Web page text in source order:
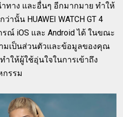
ำทาง และอื่นๆ อีกมากมาย ทำให้
นั้น HUAWEI WATCH GT 4
ณ์ iOS และ Android ได้ ในขณะ
มเป็นส่วนตัวและข้อมูลของคุณ
ำให้ผู้ใช้อุ่นใจในการเข้าถึง
กรรม